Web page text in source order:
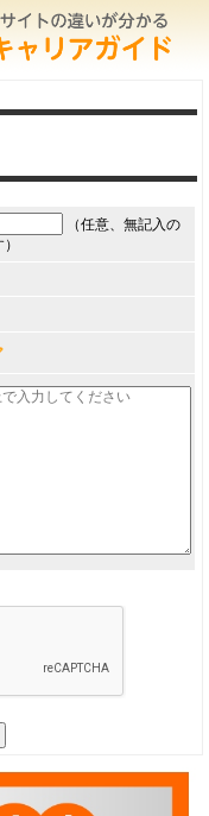
（任意、無記入の